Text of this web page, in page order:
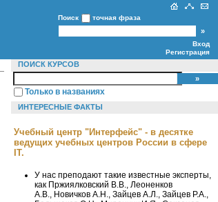
Поиск точная фраза
Вход
Регистрация
ПОИСК КУРСОВ
Только в названиях
ИНТЕРЕСНЫЕ ФАКТЫ
Учебный центр "Интерфейс" - в десятке
ведущих учебных центров России в сфере
IT.
У нас преподают такие известные эксперты,
как Пржиялковский В.В., Леоненков
А.В., Новичков А.Н., Зайцев А.Л., Зайцев Р.А.,